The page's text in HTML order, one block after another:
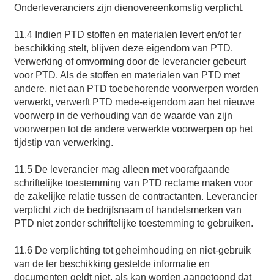
Onderleveranciers zijn dienovereenkomstig verplicht.
11.4 Indien PTD stoffen en materialen levert en/of ter
beschikking stelt, blijven deze eigendom van PTD.
Verwerking of omvorming door de leverancier gebeurt
voor PTD. Als de stoffen en materialen van PTD met
andere, niet aan PTD toebehorende voorwerpen worden
verwerkt, verwerft PTD mede-eigendom aan het nieuwe
voorwerp in de verhouding van de waarde van zijn
voorwerpen tot de andere verwerkte voorwerpen op het
tijdstip van verwerking.
11.5 De leverancier mag alleen met voorafgaande
schriftelijke toestemming van PTD reclame maken voor
de zakelijke relatie tussen de contractanten. Leverancier
verplicht zich de bedrijfsnaam of handelsmerken van
PTD niet zonder schriftelijke toestemming te gebruiken.
11.6 De verplichting tot geheimhouding en niet-gebruik
van de ter beschikking gestelde informatie en
documenten geldt niet, als kan worden aangetoond dat